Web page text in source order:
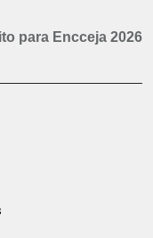
para Encceja 2026